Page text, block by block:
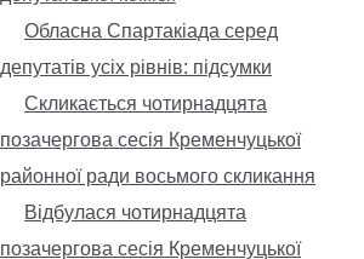
Обласна Спартакіада серед
депутатів усіх рівнів: підсумки
Скликається чотирнадцята
позачергова сесія Кременчуцької
районної ради восьмого скликання
Відбулася чотирнадцята
позачергова сесія Кременчуцької